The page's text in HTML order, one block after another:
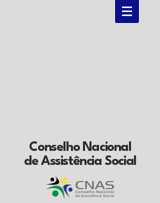
Conselho Nacional
de Assistência Social